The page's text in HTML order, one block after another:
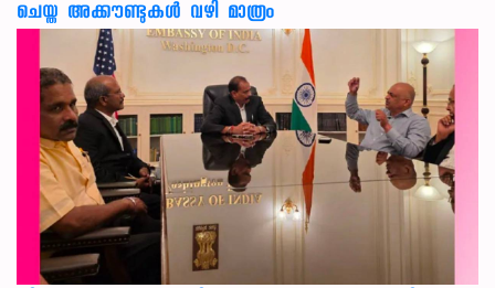
ചെയ്ത അക്കൗണ്ടുകൾ വഴി മാത്രം